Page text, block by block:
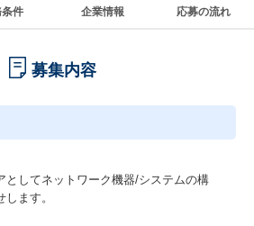
件 企業情報 応募の流れ
募集内容
としてネットワーク機器/システムの構
ます。